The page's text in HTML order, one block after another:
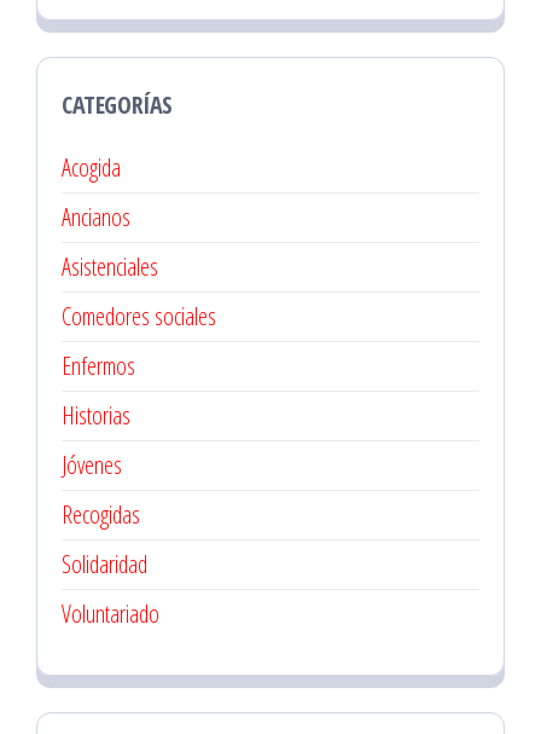
CATEGORÍAS
Acogida
Ancianos
Asistenciales
Comedores sociales
Enfermos
Historias
Jóvenes
Recogidas
Solidaridad
Voluntariado